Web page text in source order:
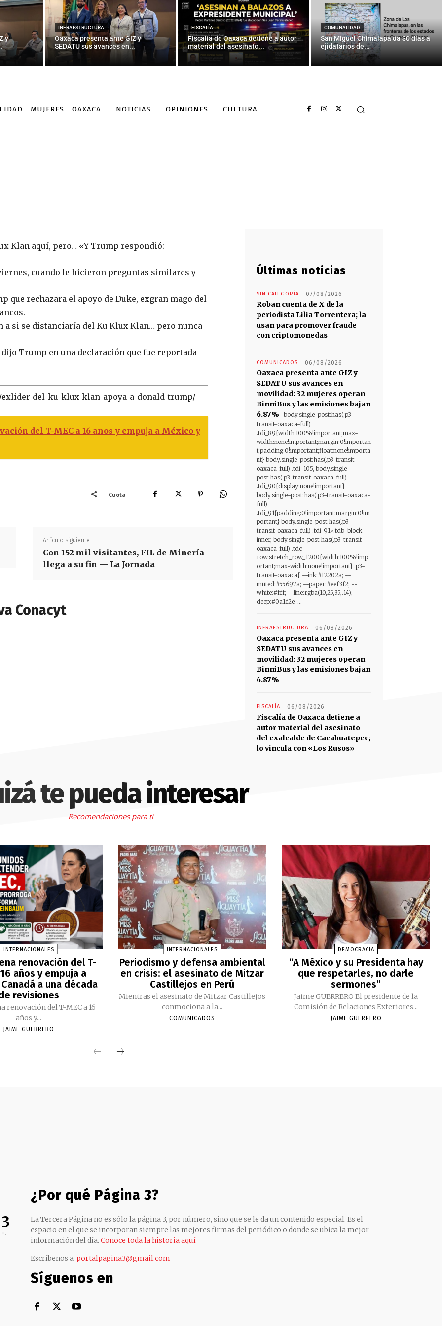
y
INFRAESTRUCTURA
Oaxaca presenta ante GIZ y
SEDATU sus avances en...
FISCALÍA
Fiscalía de Oaxaca detiene a autor
material del asesinato...
COMUNALIDAD
San Miguel Chimalapa da 30 días a
ejidatarios de...
MUJERES OAXACA NOTICIAS OPINIONES CULTURA
INTERNACIONALES
Klux Klan apoya a Donald Trump
Por AGENCIA INFORMATIVA CONACYT 29/02/2016
Klan aquí, pero… «Y Trump respondió:
cuando le hicieron preguntas similares y
que rechazara el apoyo de Duke, exgran mago del
si se distanciaría del Ku Klux Klan… pero nunca
Trump en una declaración que fue reportada
exlider-del-ku-klux-klan-apoya-a-donald-trump/
del T-MEC a 16 años y empuja a México y
Cuota
Artículo siguiente
Con 152 mil visitantes, FIL de Minería
llega a su fin — La Jornada
Conacyt
Últimas noticias
SIN CATEGORÍA 07/08/2026
Roban cuenta de X de la
periodista Lilia Torrentera; la
usan para promover fraude
con criptomonedas
COMUNICADOS 06/08/2026
Oaxaca presenta ante GIZ y
SEDATU sus avances en
movilidad: 32 mujeres operan
BinniBus y las emisiones bajan
6.87%
body.single-post:has(.p3-
transit-oaxaca-full)
.tdi_89{width:100%!important;max-
width:none!important;margin:0!importan
t;padding:0!important;float:none!importa
nt} body.single-post:has(.p3-transit-
oaxaca-full) .tdi_105, body.single-
post:has(.p3-transit-oaxaca-full)
.tdi_90{display:none!important}
body.single-post:has(.p3-transit-oaxaca-
full)
.tdi_91{padding:0!important;margin:0!im
portant} body.single-post:has(.p3-
transit-oaxaca-full) .tdi_91>.tdb-block-
inner, body.single-post:has(.p3-transit-
oaxaca-full) .tdc-
row.stretch_row_1200{width:100%!imp
ortant;max-width:none!important} .p3-
transit-oaxaca{ --ink:#12202a; --
muted:#55697a; --paper:#eef3f2; --
white:#fff; --line:rgba(10,25,35,.14); --
deep:#0a1f2e; ...
INFRAESTRUCTURA 06/08/2026
Oaxaca presenta ante GIZ y
SEDATU sus avances en
movilidad: 32 mujeres operan
BinniBus y las emisiones bajan
6.87%
FISCALÍA 06/08/2026
Fiscalía de Oaxaca detiene a
autor material del asesinato
del exalcalde de Cacahuatepec;
lo vincula con «Los Rusos»
te pueda interesar
Recomendaciones para ti
INTERNACIONALES
renovación del T-
16 años y empuja a
a una década
revisiones
renovación del T-MEC a 16
años y...
JAIME GUERRERO
INTERNACIONALES
Periodismo y defensa ambiental
en crisis: el asesinato de Mitzar
Castillejos en Perú
Mientras el asesinato de Mitzar Castillejos
conmociona a la...
COMUNICADOS
DEMOCRACIA
“A México y su Presidenta hay
que respetarles, no darle
sermones”
Jaime GUERRERO El presidente de la
Comisión de Relaciones Exteriores...
JAIME GUERRERO
¿Por qué Página 3?
La Tercera Página no es sólo la página 3, por número, sino que se le da un contenido especial. Es el
espacio en el que se incorporan siempre las mejores firmas del periódico o donde se ubica la mejor
información del día. Conoce toda la historia aquí
Escríbenos a: portalpagina3@gmail.com
Síguenos en